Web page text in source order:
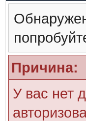
Причина:
У вас нет